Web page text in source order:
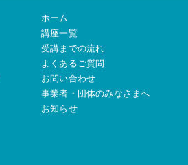
ホーム
講座一覧
受講までの流れ
よくあるご質問
お問い合わせ
事業者・団体のみなさまへ
お知らせ